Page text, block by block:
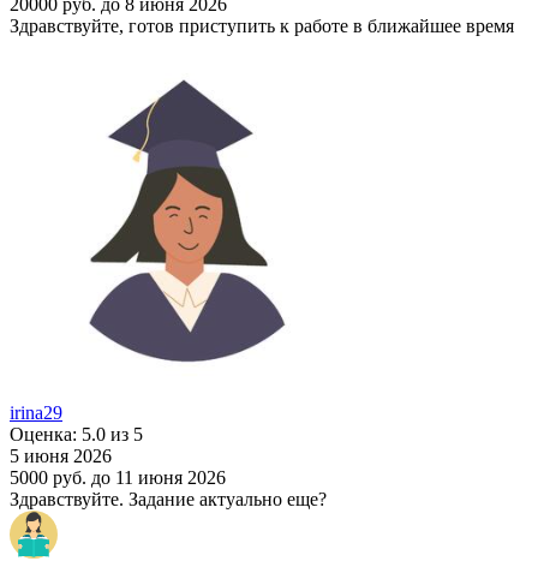
Здравствуйте, готов приступить к работе в ближайшее время
irina29
Оценка: 5.0 из 5
5 июня 2026
5000 руб. до 11 июня 2026
Здравствуйте. Задание актуально еще?